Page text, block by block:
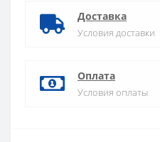
Доставка
Условия доставки
Оплата
Условия оплаты